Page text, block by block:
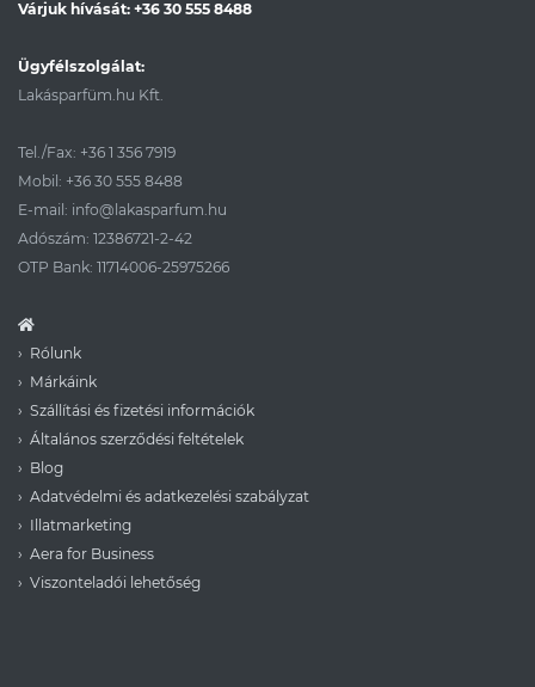
Várjuk hívását: +36 30 555 8488
Ügyfélszolgálat:
Lakásparfüm.hu Kft.
Tel./Fax: +36 1 356 7919
Mobil: +36 30 555 8488
E-mail: info@lakasparfum.hu
Adószám: 12386721-2-42
OTP Bank: 11714006-25975266
Rólunk
Márkáink
Szállítási és fizetési információk
Általános szerződési feltételek
Blog
Adatvédelmi és adatkezelési szabályzat
Illatmarketing
Aera for Business
Viszonteladói lehetőség